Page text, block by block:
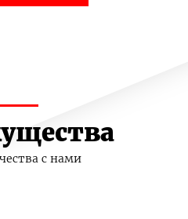
с нами